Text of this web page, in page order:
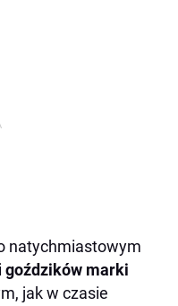
natychmiastowym
goździków marki
jak w czasie